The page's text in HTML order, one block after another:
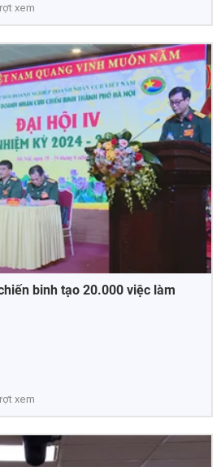
xem
binh tạo 20.000 việc làm
xem